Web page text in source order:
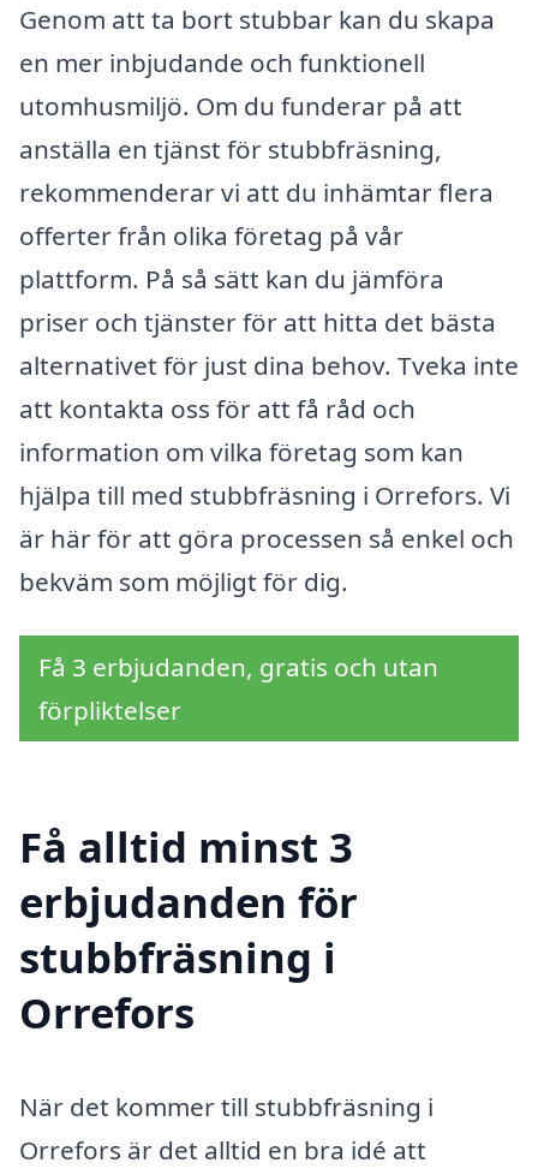
Genom att ta bort stubbar kan du skapa
en mer inbjudande och funktionell
utomhusmiljö. Om du funderar på att
anställa en tjänst för stubbfräsning,
rekommenderar vi att du inhämtar flera
offerter från olika företag på vår
plattform. På så sätt kan du jämföra
priser och tjänster för att hitta det bästa
alternativet för just dina behov. Tveka inte
att kontakta oss för att få råd och
information om vilka företag som kan
hjälpa till med stubbfräsning i Orrefors. Vi
är här för att göra processen så enkel och
bekväm som möjligt för dig.
Få 3 erbjudanden, gratis och utan
förpliktelser
Få alltid minst 3
erbjudanden för
stubbfräsning i
Orrefors
När det kommer till stubbfräsning i
Orrefors är det alltid en bra idé att